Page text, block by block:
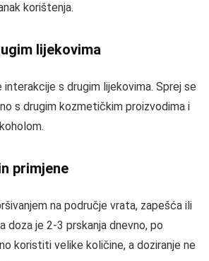
korištenja.
lijekovima
s drugim lijekovima. Sprej se
s drugim kozmetičkim proizvodima i
primjene
na područje vrata, zapešća ili
doza je 2-3 prskanja dnevno, po
koristiti velike količine, a doziranje ne